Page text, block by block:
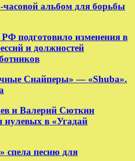
альбом для борьбы
подготовило изменения в
и должностей
Снайперы» — «Shuba».
и Валерий Сюткин
нулевых в «Угадай
песню для